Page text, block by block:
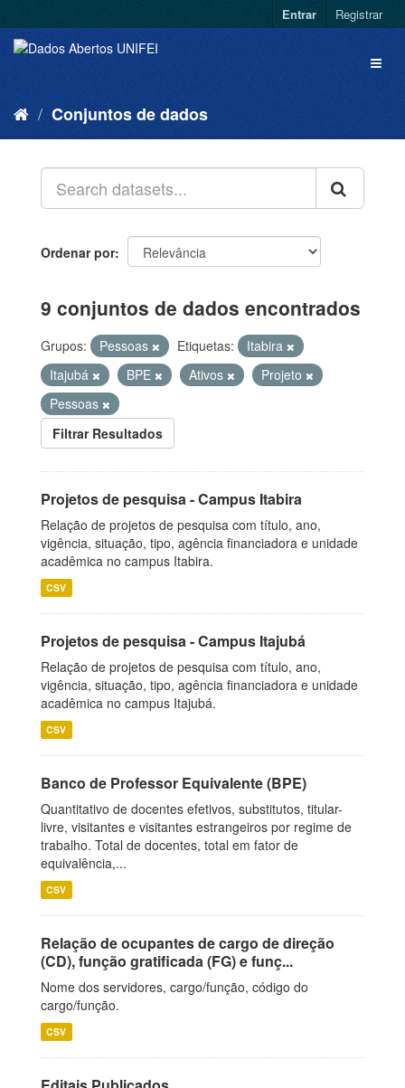
Entrar Registrar
Conjuntos de dados
Ordenar por
9 conjuntos de dados encontrados
Grupos: Pessoas Etiquetas:
Itabira
Itajubá
BPE Ativos
Projeto
Pessoas
Filtrar Resultados
Projetos de pesquisa - Campus Itabira
Relação de projetos de pesquisa com título, ano,
vigência, situação, tipo, agência financiadora e unidade
acadêmica no campus Itabira.
CSV
Projetos de pesquisa - Campus Itajubá
Relação de projetos de pesquisa com título, ano,
vigência, situação, tipo, agência financiadora e unidade
acadêmica no campus Itajubá.
CSV
Banco de Professor Equivalente (BPE)
Quantitativo de docentes efetivos, substitutos, titular-
livre, visitantes e visitantes estrangeiros por regime de
trabalho. Total de docentes, total em fator de
equivalência,...
CSV
Relação de ocupantes de cargo de direção
(CD), função gratificada (FG) e funç...
Nome dos servidores, cargo/função, código do
cargo/função.
CSV